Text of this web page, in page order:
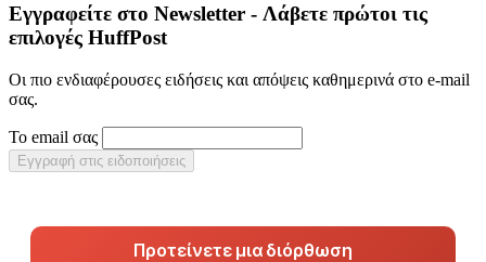
Εγγραφείτε στο Newsletter - Λάβετε πρώτοι τις
επιλογές HuffPost
Οι πιο ενδιαφέρουσες ειδήσεις και απόψεις καθημερινά στο e-mail
σας.
Το email σας
Εγγραφή στις ειδοποιήσεις
Προτείνετε μια διόρθωση